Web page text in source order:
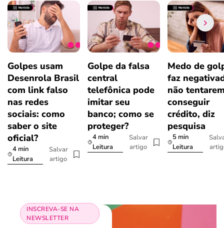
Golpes usam
Desenrola Brasil
com link falso
nas redes
sociais: como
saber o site
oficial?
4 min
Leitura
Salvar
artigo
Golpe da falsa
central
telefônica pode
imitar seu
banco; como se
proteger?
4 min
Leitura
Salvar
artigo
Medo de
faz
não
conseguir
crédito, diz
pesquisa
5 min
Leitura
INSCREVA-SE NA
NEWSLETTER